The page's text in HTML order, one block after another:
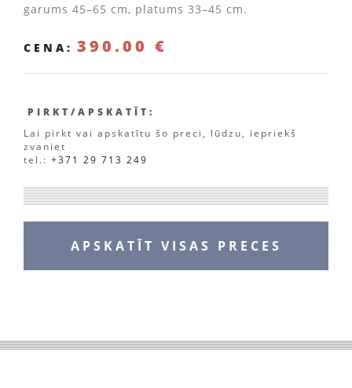
garums 45–65 cm, platums 33–45 cm.
CENA: 390.00 €
PIRKT/APSKATĪT:
Lai pirkt vai apskatītu šo preci, lūdzu, iepriekš
zvaniet
tel.: +371 29 713 249
APSKATĪT VISAS PRECES